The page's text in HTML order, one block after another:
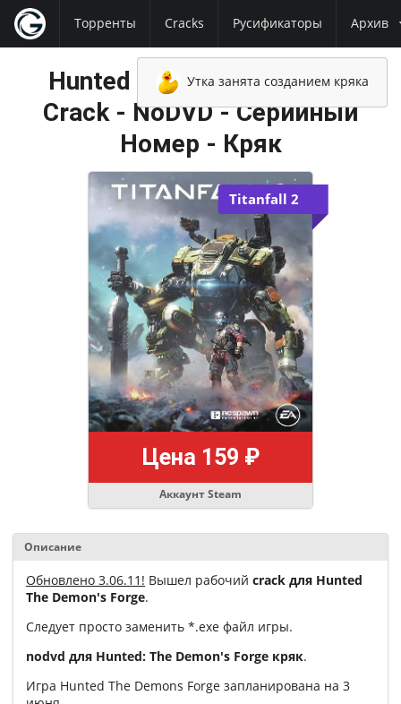
Торренты Cracks Русификаторы Архив
Утка занята созданием кряка
Hunted The Demon's Forge
Crack - NoDVD - Серийный
Номер - Кряк
Titanfall 2
Аккаунт Steam
Цена 159 ₽
Описание
Обновлено 3.06.11! Вышел рабочий crack для Hunted
The Demon's Forge.
Следует просто заменить *.exe файл игры.
nodvd для Hunted: The Demon's Forge кряк.
Игра Hunted The Demons Forge запланирована на 3